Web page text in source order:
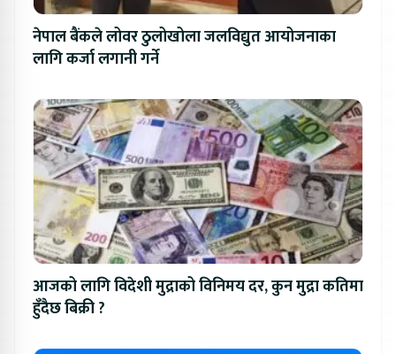
नेपाल बैंकले लोवर ठुलोखोला जलविद्युत आयोजनाका
लागि कर्जा लगानी गर्ने
आजको लागि विदेशी मुद्राको विनिमय दर, कुन मुद्रा कतिमा
हुँदैछ बिक्री ?